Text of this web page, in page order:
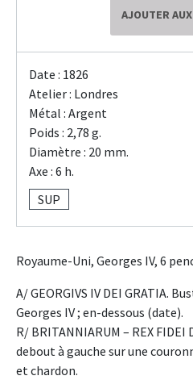
AJOUTER
Date : 1826
Atelier : Londres
Métal : Argent
Poids : 2,78 g.
Diamètre : 20 mm.
Axe : 6 h.
SUP
Royaume-Uni, Georges IV, 6
A/ GEORGIVS IV DEI GRATIA.
Georges IV ; en-dessous (date).
R/ BRITANNIARUM – REX FIDEI
debout à gauche sur une
et chardon.